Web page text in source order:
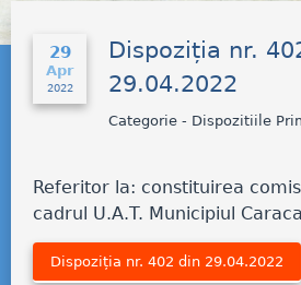
29
Apr
2022
Dispoziția nr.
29.04.2022
Categorie - Dispozitiile
Referitor la: constituirea
cadrul U.A.T. Municipiul
Dispoziția nr. 402 din 29.04.2022